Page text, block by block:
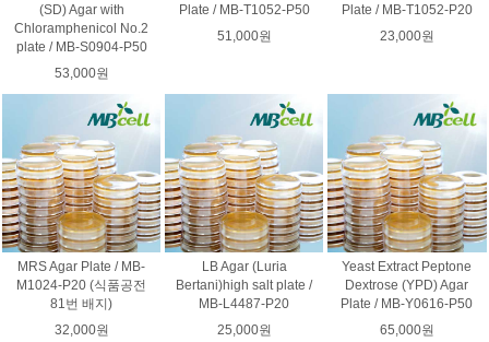
(SD) Agar with
Chloramphenicol No.2
plate / MB-S0904-P50
53,000원
Plate / MB-T1052-P50
51,000원
Plate / MB-T1052-P20
23,000원
MRS Agar Plate / MB-
M1024-P20 (식품공전
81번 배지)
32,000원
LB Agar (Luria
Bertani)high salt plate /
MB-L4487-P20
25,000원
Yeast Extract Peptone
Dextrose (YPD) Agar
Plate / MB-Y0616-P50
65,000원